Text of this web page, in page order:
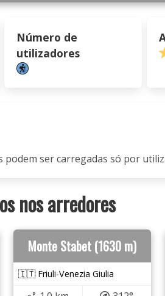
Número de
utilizadores
podem ser carregadas só por
nos arredores
Monte Stabet (1630 m)
🇮🇹 Friuli-Venezia Giulia